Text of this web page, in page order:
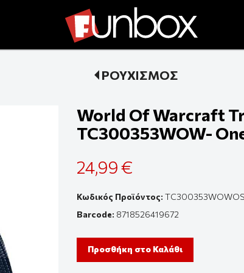
ΡΟΥΧΙΣΜΟΣ
World Of Warcraft
TC300353WOW-
24,99 €
Κωδικός Προϊόντος: TC300353WOWOS
Barcode: 8718526419672
Προσθήκη στο Καλάθι